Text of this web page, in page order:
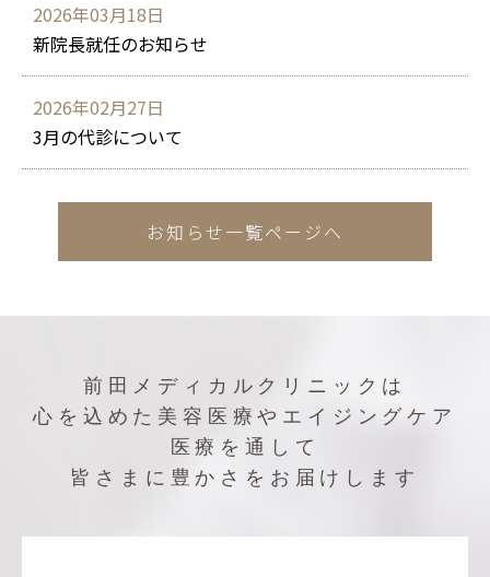
2026年03月18日
新院長就任のお知らせ
2026年02月27日
3月の代診について
お知らせ一覧ページへ
前田メディカルクリニックは
心を込めた美容医療やエイジングケア
医療を通して
皆さまに豊かさをお届けします